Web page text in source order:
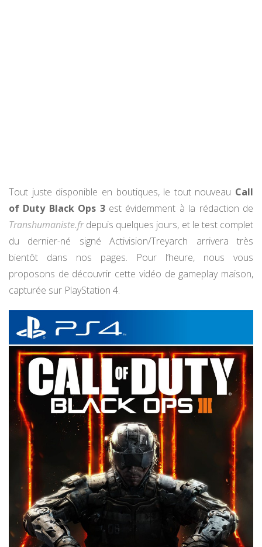
Tout juste disponible en boutiques, le tout nouveau Call
of Duty Black Ops 3est évidemment à la rédaction de
Transhumaniste.frdepuis quelques jours, et le test complet
du dernier-né signé Activision/Treyarch arrivera très
bientôt dans nos pages. Pour l’heure, nous vous
proposons de découvrir cette vidéo de gameplay maison,
capturée sur PlayStation 4.